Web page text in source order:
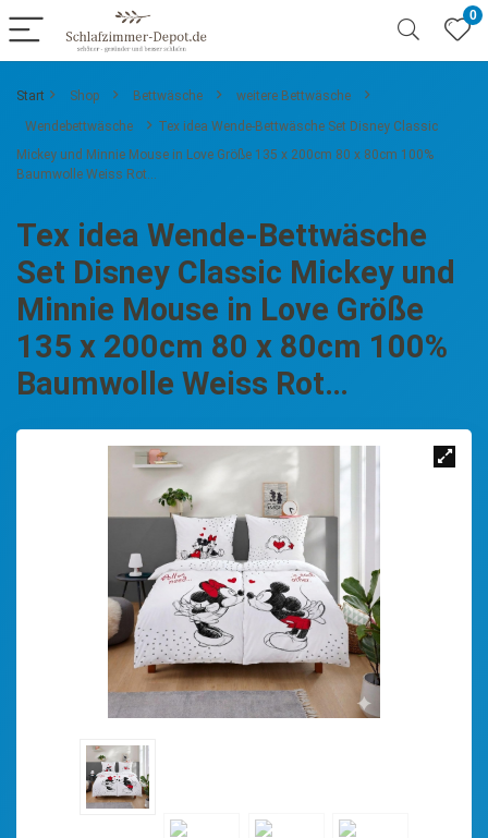
0
Start Shop Bettwäsche
weitere Bettwäsche
Wendebettwäsche
Tex idea Wende-Bettwäsche Set Disney Classic
Mickey und Minnie Mouse in Love Größe 135 x 200cm 80 x 80cm 100%
Baumwolle Weiss Rot…
Tex idea Wende-Bettwäsche
Set Disney Classic Mickey und
Minnie Mouse in Love Größe
135 x 200cm 80 x 80cm 100%
Baumwolle Weiss Rot…